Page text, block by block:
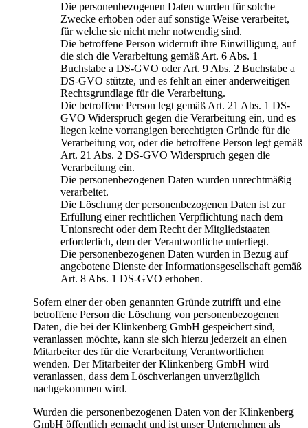
Die personenbezogenen Daten wurden für solche
Zwecke erhoben oder auf sonstige Weise verarbeitet,
für welche sie nicht mehr notwendig sind.
Die betroffene Person widerruft ihre Einwilligung, auf
die sich die Verarbeitung gemäß Art. 6 Abs. 1
Buchstabe a DS-GVO oder Art. 9 Abs. 2 Buchstabe a
DS-GVO stützte, und es fehlt an einer anderweitigen
Rechtsgrundlage für die Verarbeitung.
Die betroffene Person legt gemäß Art. 21 Abs. 1 DS-
GVO Widerspruch gegen die Verarbeitung ein, und es
liegen keine vorrangigen berechtigten Gründe für die
Verarbeitung vor, oder die betroffene Person legt gemäß
Art. 21 Abs. 2 DS-GVO Widerspruch gegen die
Verarbeitung ein.
Die personenbezogenen Daten wurden unrechtmäßig
verarbeitet.
Die Löschung der personenbezogenen Daten ist zur
Erfüllung einer rechtlichen Verpflichtung nach dem
Unionsrecht oder dem Recht der Mitgliedstaaten
erforderlich, dem der Verantwortliche unterliegt.
Die personenbezogenen Daten wurden in Bezug auf
angebotene Dienste der Informationsgesellschaft gemäß
Art. 8 Abs. 1 DS-GVO erhoben.
Sofern einer der oben genannten Gründe zutrifft und eine
betroffene Person die Löschung von personenbezogenen
Daten, die bei der Klinkenberg GmbH gespeichert sind,
veranlassen möchte, kann sie sich hierzu jederzeit an einen
Mitarbeiter des für die Verarbeitung Verantwortlichen
wenden. Der Mitarbeiter der Klinkenberg GmbH wird
veranlassen, dass dem Löschverlangen unverzüglich
nachgekommen wird.
Wurden die personenbezogenen Daten von der Klinkenberg
GmbH öffentlich gemacht und ist unser Unternehmen als